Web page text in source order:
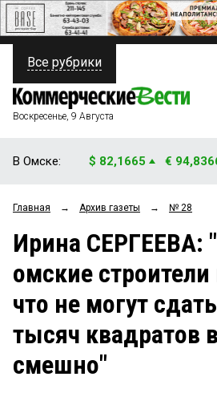
ПОЛИТИКА
ФИНАНСЫ
ОБЩЕСТВО
ЗАКОН
НОВОСТИ КОМПАНИЙ
СТИЛЬ ЖИЗНИ
Все рубрики
Воскресенье, 9 Августа
В Омске: $ 82,1665 €
Главная → Архив газеты → № 28
Ирина СЕРГЕЕВА:
омские строители
что не могут
тысяч квадратов
смешно"